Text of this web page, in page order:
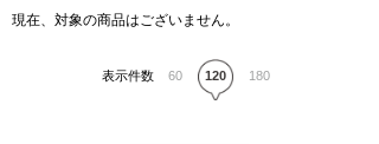
現在、対象の商品はございません。
表示件数 60 120 180